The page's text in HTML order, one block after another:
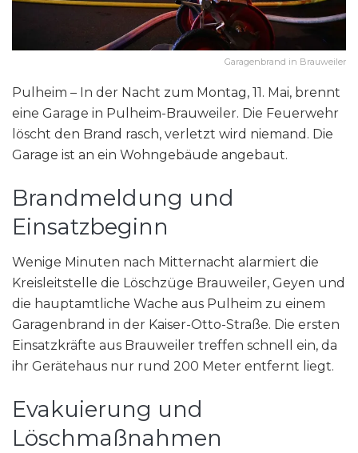
Garagenbrand in Brauweiler
Pulheim – In der Nacht zum Montag, 11. Mai, brennt
eine Garage in Pulheim-Brauweiler. Die Feuerwehr
löscht den Brand rasch, verletzt wird niemand. Die
Garage ist an ein Wohngebäude angebaut.
Brandmeldung und
Einsatzbeginn
Wenige Minuten nach Mitternacht alarmiert die
Kreisleitstelle die Löschzüge Brauweiler, Geyen und
die hauptamtliche Wache aus Pulheim zu einem
Garagenbrand in der Kaiser-Otto-Straße. Die ersten
Einsatzkräfte aus Brauweiler treffen schnell ein, da
ihr Gerätehaus nur rund 200 Meter entfernt liegt.
Evakuierung und
Löschmaßnahmen